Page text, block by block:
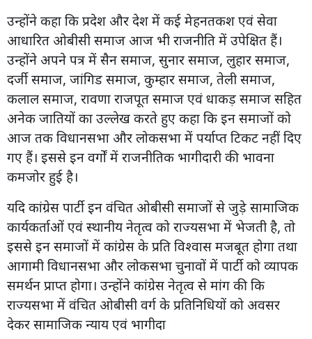
उन्होंने कहा कि प्रदेश और देश में कई मेहनतकश एवं सेवा
आधारित ओबीसी समाज आज भी राजनीति में उपेक्षित हैं।
उन्होंने अपने पत्र में सैन समाज, सुनार समाज, लुहार समाज,
दर्जी समाज, जांगिड समाज, कुम्हार समाज, तेली समाज,
कलाल समाज, रावणा राजपूत समाज एवं धाकड़ समाज सहित
अनेक जातियों का उल्लेख करते हुए कहा कि इन समाजों को
आज तक विधानसभा और लोकसभा में पर्याप्त टिकट नहीं दिए
गए हैं। इससे इन वर्गों में राजनीतिक भागीदारी की भावना
कमजोर हुई है।
यदि कांग्रेस पार्टी इन वंचित ओबीसी समाजों से जुड़े सामाजिक
कार्यकर्ताओं एवं स्थानीय नेतृत्व को राज्यसभा में भेजती है, तो
इससे इन समाजों में कांग्रेस के प्रति विश्वास मजबूत होगा तथा
आगामी विधानसभा और लोकसभा चुनावों में पार्टी को व्यापक
समर्थन प्राप्त होगा। उन्होंने कांग्रेस नेतृत्व से मांग की कि
राज्यसभा में वंचित ओबीसी वर्ग के प्रतिनिधियों को अवसर
देकर सामाजिक न्याय एवं भागीदा